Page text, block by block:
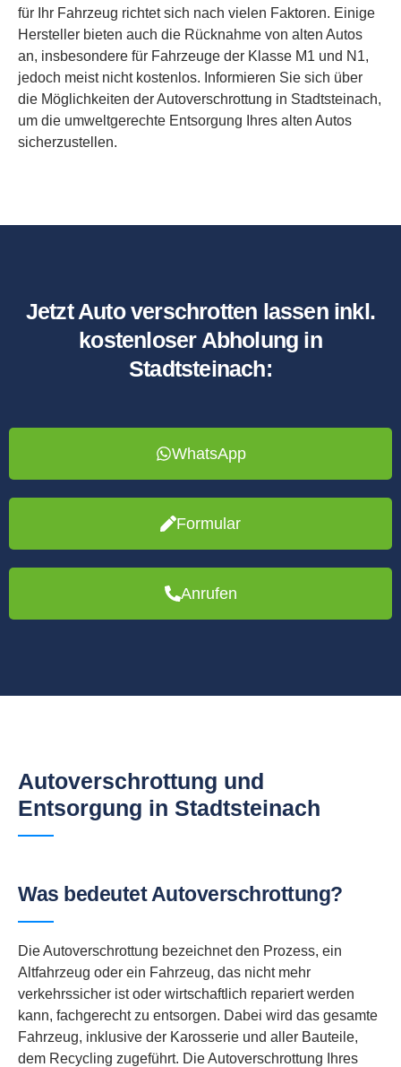
für Ihr Fahrzeug richtet sich nach vielen Faktoren. Einige
Hersteller bieten auch die Rücknahme von alten Autos
an, insbesondere für Fahrzeuge der Klasse M1 und N1,
jedoch meist nicht kostenlos. Informieren Sie sich über
die Möglichkeiten der Autoverschrottung in Stadtsteinach,
um die umweltgerechte Entsorgung Ihres alten Autos
sicherzustellen.
Jetzt Auto verschrotten lassen inkl.
kostenloser Abholung in
Stadtsteinach:
WhatsApp
Formular
Anrufen
Autoverschrottung und
Entsorgung in Stadtsteinach
Was bedeutet Autoverschrottung?
Die Autoverschrottung bezeichnet den Prozess, ein
Altfahrzeug oder ein Fahrzeug, das nicht mehr
verkehrssicher ist oder wirtschaftlich repariert werden
kann, fachgerecht zu entsorgen. Dabei wird das gesamte
Fahrzeug, inklusive der Karosserie und aller Bauteile,
dem Recycling zugeführt. Die Autoverschrottung Ihres